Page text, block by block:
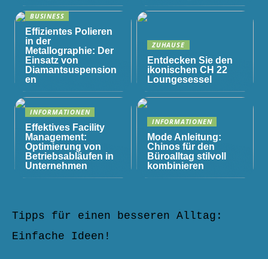
BUSINESS
Effizientes Polieren
in der
Metallographie: Der
Einsatz von
Diamantsuspension
en
ZUHAUSE
Entdecken Sie den
ikonischen CH 22
Loungesessel
INFORMATIONEN
Effektives Facility
Management:
Optimierung von
Betriebsabläufen in
Unternehmen
INFORMATIONEN
Mode Anleitung:
Chinos für den
Büroalltag stilvoll
kombinieren
Tipps für einen besseren Alltag:
Einfache Ideen!